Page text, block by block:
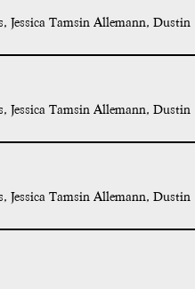
Jessica Tamsin Allemann, Dustin
Jessica Tamsin Allemann, Dustin
Jessica Tamsin Allemann, Dustin